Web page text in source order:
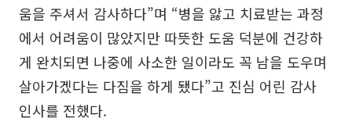
움을 주셔서 감사하다”며 “병을 앓고 치료받는 과정
에서 어려움이 많았지만 따뜻한 도움 덕분에 건강하
게 완치되면 나중에 사소한 일이라도 꼭 남을 도우며
살아가겠다는 다짐을 하게 됐다”고 진심 어린 감사
인사를 전했다.